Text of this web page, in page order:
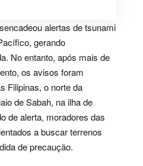
alertas de tsunami
gerando
No entanto, após mais de
os avisos foram
Filipinas, o norte da
de Sabah, na ilha de
de alerta, moradores das
a buscar terrenos
de precaução.